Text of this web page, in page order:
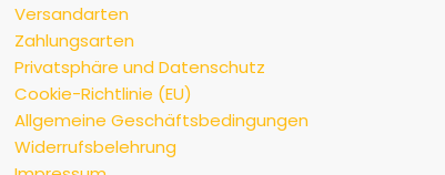
Versandarten
Zahlungsarten
Privatsphäre und Datenschutz
Cookie-Richtlinie (EU)
Allgemeine Geschäftsbedingungen
Widerrufsbelehrung